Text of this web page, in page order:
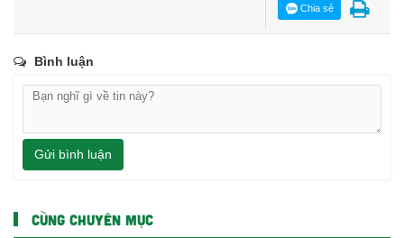
Chia sẻ
Bình luận
Gửi bình luận
CÙNG CHUYÊN MỤC